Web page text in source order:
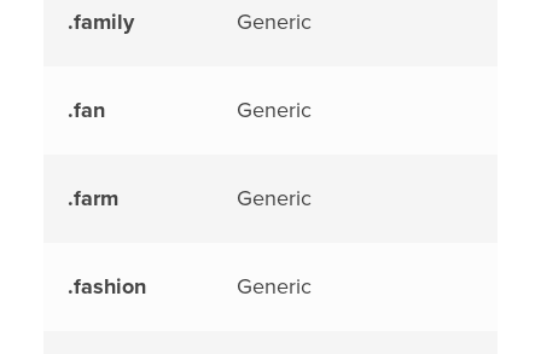
.family Generic
.fan Generic
.farm Generic
.fashion Generic